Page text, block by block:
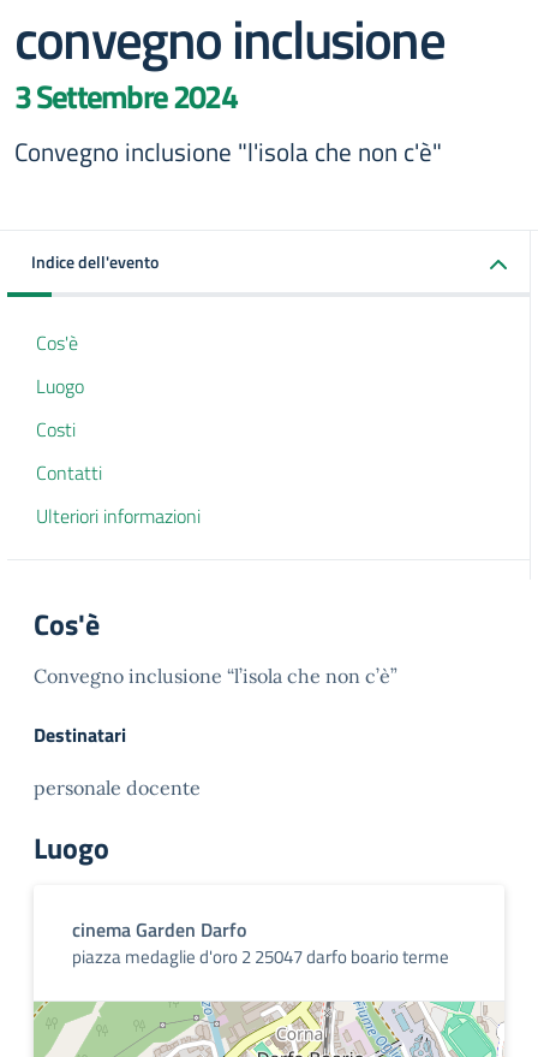
convegno inclusione
3 Settembre 2024
Convegno inclusione "l'isola che non c'è"
Indice dell'evento
Cos'è
Luogo
Costi
Contatti
Ulteriori informazioni
Cos'è
Convegno inclusione “l’isola che non c’è”
Destinatari
personale docente
Luogo
cinema Garden Darfo
piazza medaglie d'oro 2 25047 darfo boario terme